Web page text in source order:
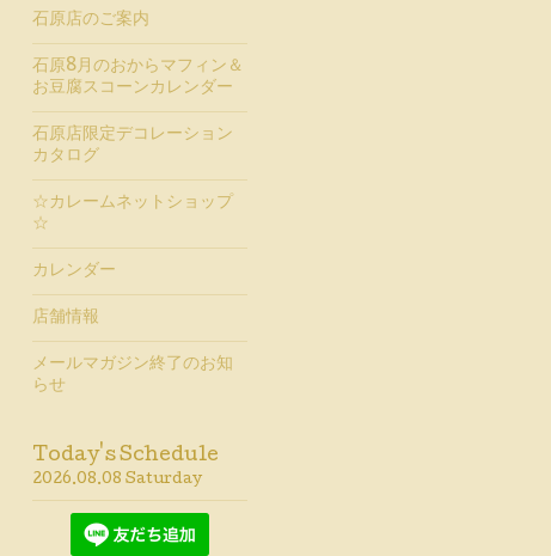
石原店のご案内
石原8月のおからマフィン＆
お豆腐スコーンカレンダー
石原店限定デコレーション
カタログ
☆カレームネットショップ
☆
カレンダー
店舗情報
メールマガジン終了のお知
らせ
Today's Schedule
2026.08.08 Saturday